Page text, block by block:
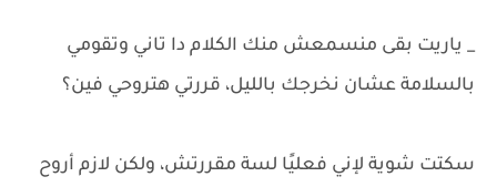
_ ياريت بقى منسمعش منك الكلام دا تاني وتقومي
بالسلامة عشان نخرجك بالليل، قررتي هتروحي فين؟
سكتت شوية لإني فعليًا لسة مقررتش، ولكن لازم أروح